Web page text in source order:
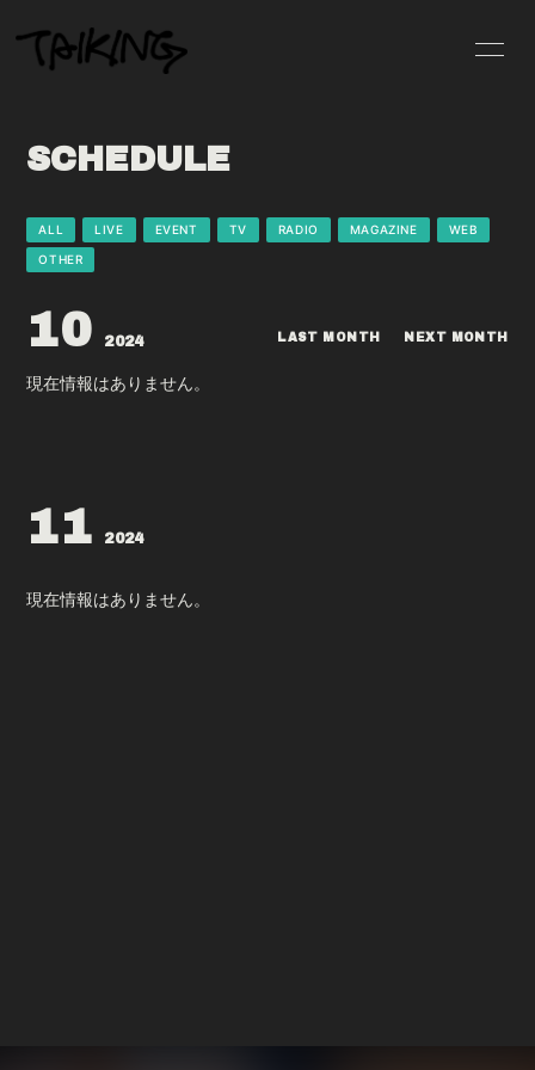
PROFILE
DISCOGRAPHY VIDEO
BLOG LIVE STREAMING
GOODS
会員登録
SCHEDULE
ALL LIVE EVENT TV RADIO MAGAZINE WEB
OTHER
10 2024 LAST MONTH NEXT MONTH
現在情報はありません。
11 2024
現在情報はありません。